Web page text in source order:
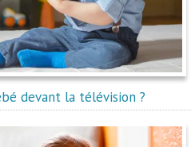
devant la télévision ?